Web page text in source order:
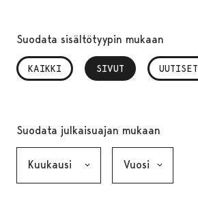
Suodata sisältötyypin mukaan
KAIKKI SIVUT
, VALITTU UUTISET
Suodata julkaisuajan mukaan